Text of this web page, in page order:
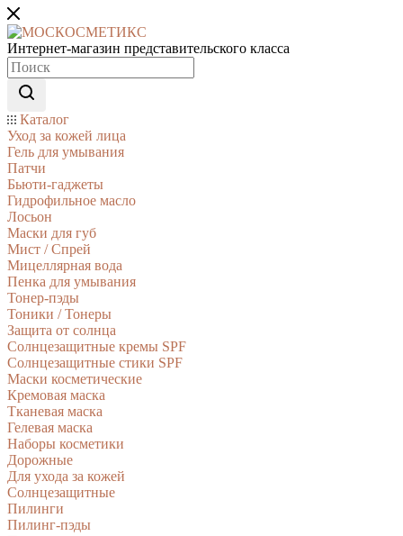
Интернет-магазин представительского класса
Каталог
Уход за кожей лица
Гель для умывания
Патчи
Бьюти-гаджеты
Гидрофильное масло
Лосьон
Маски для губ
Мист / Спрей
Мицеллярная вода
Пенка для умывания
Тонер-пэды
Тоники / Тонеры
Защита от солнца
Солнцезащитные кремы SPF
Солнцезащитные стики SPF
Маски косметические
Кремовая маска
Тканевая маска
Гелевая маска
Наборы косметики
Дорожные
Для ухода за кожей
Солнцезащитные
Пилинги
Пилинг-пэды